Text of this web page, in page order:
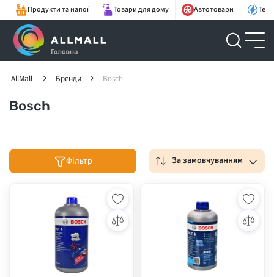
Продукти та напої Товари для дому Автотовари
AllMall Бренди Bosch
Bosch
Фільтр За замовчуванням